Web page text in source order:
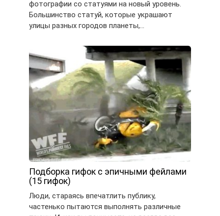
фотографии со статуями на новый уровень.
Большинство статуй, которые украшают
улицы разных городов планеты,…
Подборка гифок с эпичными фейлами
(15 гифок)
Люди, стараясь впечатлить публику,
частенько пытаются выполнять различные